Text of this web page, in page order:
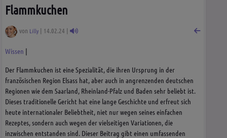
Flammkuchen
von Lilly | 14.02.24 |
Wissen |
Der Flammkuchen ist eine Spezialität, die ihren Ursprung in der
französischen Region Elsass hat, aber auch in angrenzenden deutschen
Regionen wie dem Saarland, Rheinland-Pfalz und Baden sehr beliebt ist.
Dieses traditionelle Gericht hat eine lange Geschichte und erfreut sich
heute internationaler Beliebtheit, niet nur wegen seines einfachen
Rezeptes, sondern auch wegen der vielseitigen Variationen, die
inzwischen entstanden sind. Dieser Beitrag gibt einen umfassenden